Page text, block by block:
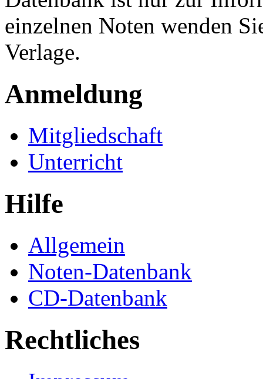
einzelnen Noten wenden
Verlage.
Anmeldung
Mitgliedschaft
Unterricht
Hilfe
Allgemein
Noten-Datenbank
CD-Datenbank
Rechtliches